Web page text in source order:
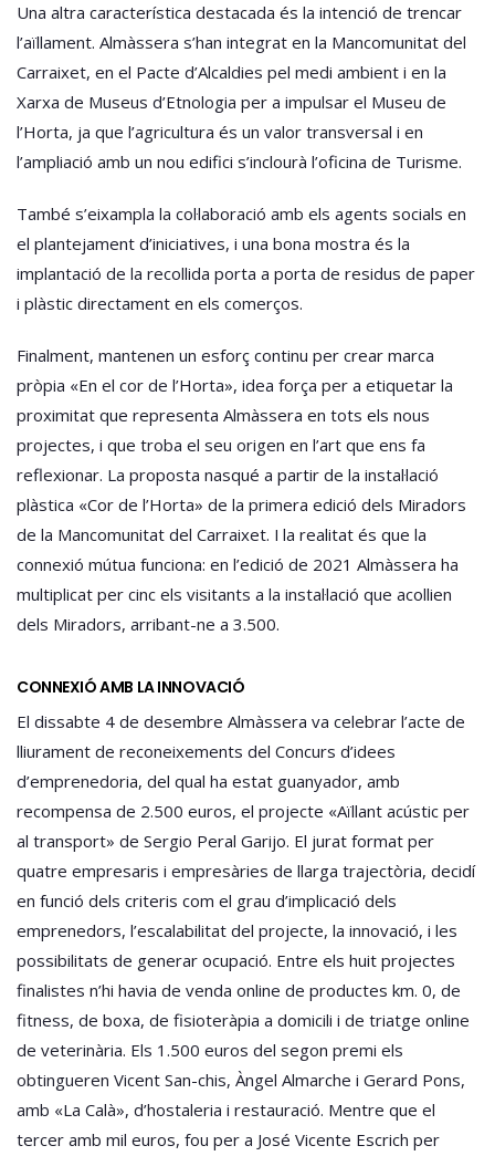
Una altra característica destacada és la intenció de trencar
l’aïllament. Almàssera s’han integrat en la Mancomunitat del
Carraixet, en el Pacte d’Alcaldies pel medi ambient i en la
Xarxa de Museus d’Etnologia per a impulsar el Museu de
l’Horta, ja que l’agricultura és un valor transversal i en
l’ampliació amb un nou edifici s’inclourà l’oficina de Turisme.
També s’eixampla la col·laboració amb els agents socials en
el plantejament d’iniciatives, i una bona mostra és la
implantació de la recollida porta a porta de residus de paper
i plàstic directament en els comerços.
Finalment, mantenen un esforç continu per crear marca
pròpia «En el cor de l’Horta», idea força per a etiquetar la
proximitat que representa Almàssera en tots els nous
projectes, i que troba el seu origen en l’art que ens fa
reflexionar. La proposta nasqué a partir de la instal·lació
plàstica «Cor de l’Horta» de la primera edició dels Miradors
de la Mancomunitat del Carraixet. I la realitat és que la
connexió mútua funciona: en l’edició de 2021 Almàssera ha
multiplicat per cinc els visitants a la instal·lació que acollien
dels Miradors, arribant-ne a 3.500.
CONNEXIÓ AMB LA INNOVACIÓ
El dissabte 4 de desembre Almàssera va celebrar l’acte de
lliurament de reconeixements del Concurs d’idees
d’emprenedoria, del qual ha estat guanyador, amb
recompensa de 2.500 euros, el projecte «Aïllant acústic per
al transport» de Sergio Peral Garijo. El jurat format per
quatre empresaris i empresàries de llarga trajectòria, decidí
en funció dels criteris com el grau d’implicació dels
emprenedors, l’escalabilitat del projecte, la innovació, i les
possibilitats de generar ocupació. Entre els huit projectes
finalistes n’hi havia de venda online de productes km. 0, de
fitness, de boxa, de fisioteràpia a domicili i de triatge online
de veterinària. Els 1.500 euros del segon premi els
obtingueren Vicent San-chis, Àngel Almarche i Gerard Pons,
amb «La Calà», d’hostaleria i restauració. Mentre que el
tercer amb mil euros, fou per a José Vicente Escrich per